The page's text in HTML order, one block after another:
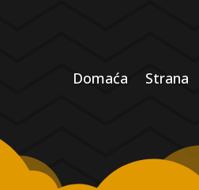
Domaća Strana